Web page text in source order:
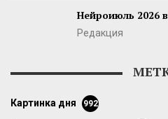
Нейроиюль 2026
Редакция
картинка дня 992